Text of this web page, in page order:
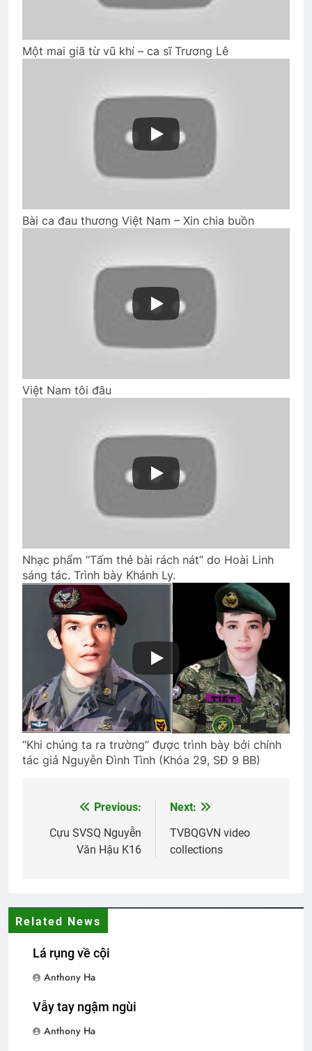
THIÊN CHÚA NỞ HOA (Rabindranath
3 Years Ago
Thăm NT Lê Văn Tính K3
2 Years Ago
Phân Ưu CSVSQ Cao Văn Hải K25
Hội Võ Bị OREGON thăm NT Trần Văn
Thư K13
2 Years Ago
3 Years Ago
Thơ Nhạc … của Đỗ Trọng Đạt K29
2 Years Ago
NƠI TÂM TRÍ KHÔNG CÓ NỖI SỢ
(Rabindranath Tagore)
CSVSQ Phan Văn Đồng K27
3 Years Ago
Thăm CSVSQ Trần Thụy Ly K13
2 Years Ago
HUỆ XƯA
3 Years Ago
Gái Xuân
2 Years Ago
3 Years Ago
Tiểu Đoàn 36 BĐQ VNCH
VỀ ĐI, ĐỪNG CHỜ NỮA!
2 Years Ago
Một mai giã từ vũ khí – ca sĩ Trương Lê
Bài ca đau thương Việt Nam – Xin chia buồn
Việt Nam tôi đâu
Nhạc phẩm “Tấm thẻ bài rách nát” do Hoài Linh
sáng tác. Trình bày Khánh Ly.
“Khi chúng ta ra trường” được trình bày bởi chính
tác giả Nguyễn Đình Tình (Khóa 29, SĐ 9 BB)
navigation
Previous:
Cựu SVSQ Nguyễn
Văn Hậu K16
Next:
TVBQGVN video
collections
Related News
Lá rụng về cội
Anthony Ha
Vẫy tay ngậm ngùi
Anthony Ha